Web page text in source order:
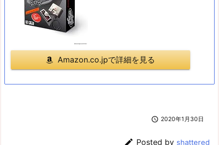
Amazon.co.jpで詳細を見る
 2020年1月30日
 Posted by shattered